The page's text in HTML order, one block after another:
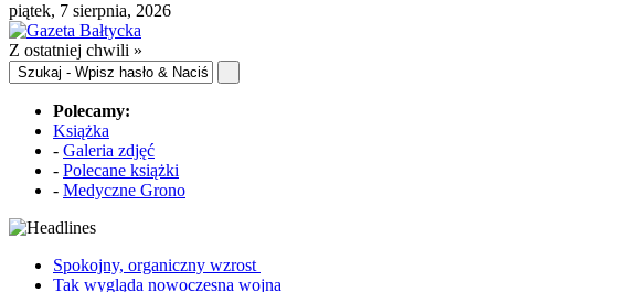
piątek, 7 sierpnia, 2026
Z ostatniej chwili »
Polecamy:
Książka
- Galeria zdjęć
- Polecane książki
- Medyczne Grono
Spokojny, organiczny wzrost
Tak wygląda nowoczesna wojna